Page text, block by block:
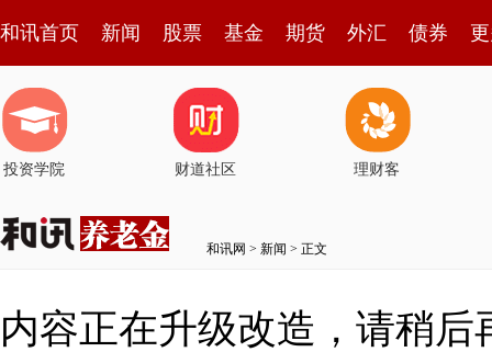
和讯首页 新闻 股票 基金 期货 外汇 债券
投资学院 财道社区 理财客
和讯网 > 新闻 > 正文
内容正在升级改造，请稍后